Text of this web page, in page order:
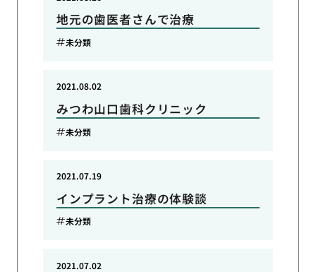
地元の歯医者さんで治療
未分類
みつわ山口歯科クリニック
2021.08.02
未分類
インプラント治療の体験談
2021.07.19
未分類
2021.07.02